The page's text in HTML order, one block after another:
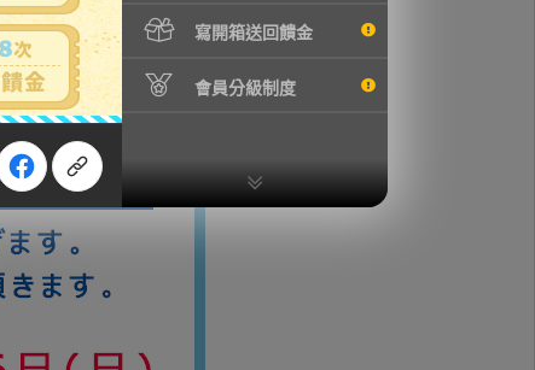
寫開箱送回饋金
會員分級制度
茶道具 本物保証